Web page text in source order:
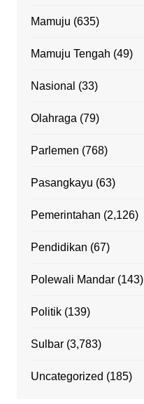
Mamuju (635)
Mamuju Tengah (49)
Nasional (33)
Olahraga(79)
Parlemen (768)
Pasangkayu (63)
Pemerintahan (2,126)
Pendidikan (67)
Polewali Mandar(143)
Politik(139)
Sulbar(3,783)
Uncategorized (185)